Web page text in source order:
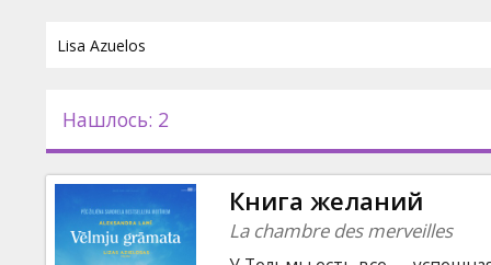
Новости
Подарки
Нашлось: 2
Книга желаний
La chambre des merveilles